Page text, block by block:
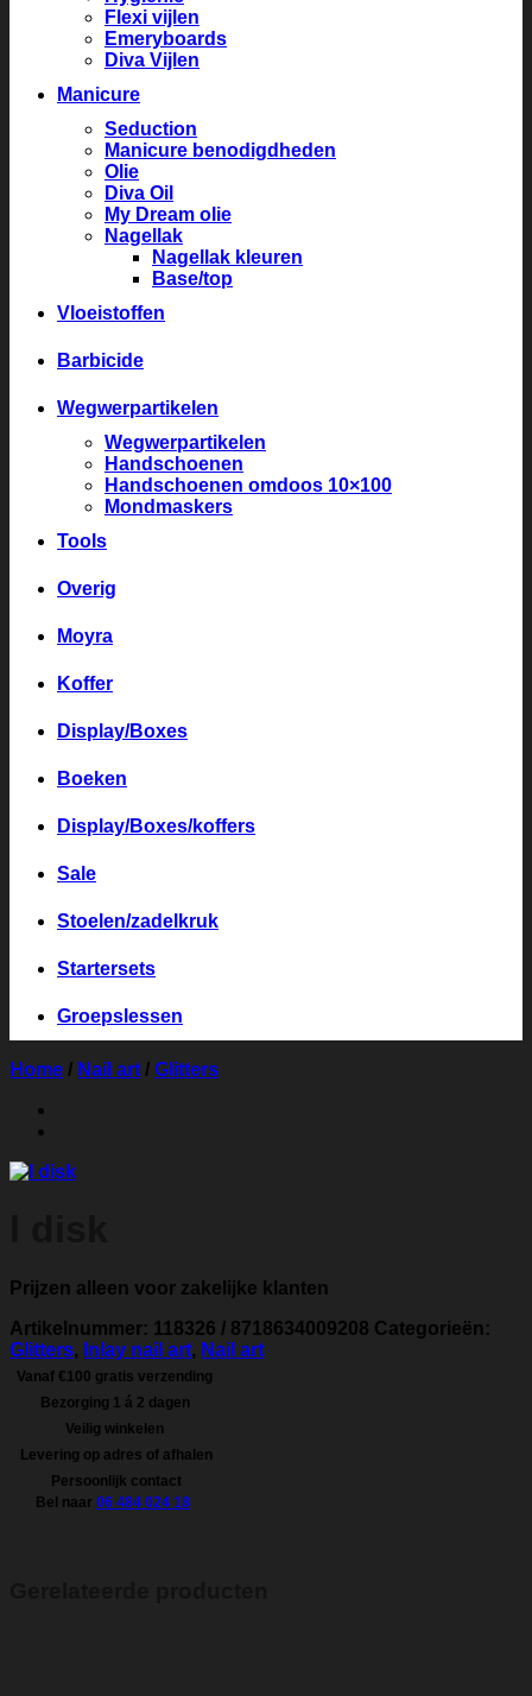
Flexi vijlen
Emeryboards
Diva Vijlen
Manicure
Seduction
Manicure benodigdheden
Olie
Diva Oil
My Dream olie
Nagellak
Nagellak kleuren
Base/top
Vloeistoffen
Barbicide
Wegwerpartikelen
Wegwerpartikelen
Handschoenen
Handschoenen omdoos 10×100
Mondmaskers
Tools
Overig
Moyra
Koffer
Display/Boxes
Boeken
Display/Boxes/koffers
Sale
Stoelen/zadelkruk
Startersets
Groepslessen
Home / Nail art / Glitters
Prijzen alleen voor zakelijke klanten
Artikelnummer: 118326 / 8718634009208 Categorieën:
Glitters, Inlay nail art, Nail art
Vanaf €100 gratis verzending
Bezorging 1 á 2 dagen
Veilig winkelen
Levering op adres of afhalen
Persoonlijk contact
Bel naar 06 484 024 18